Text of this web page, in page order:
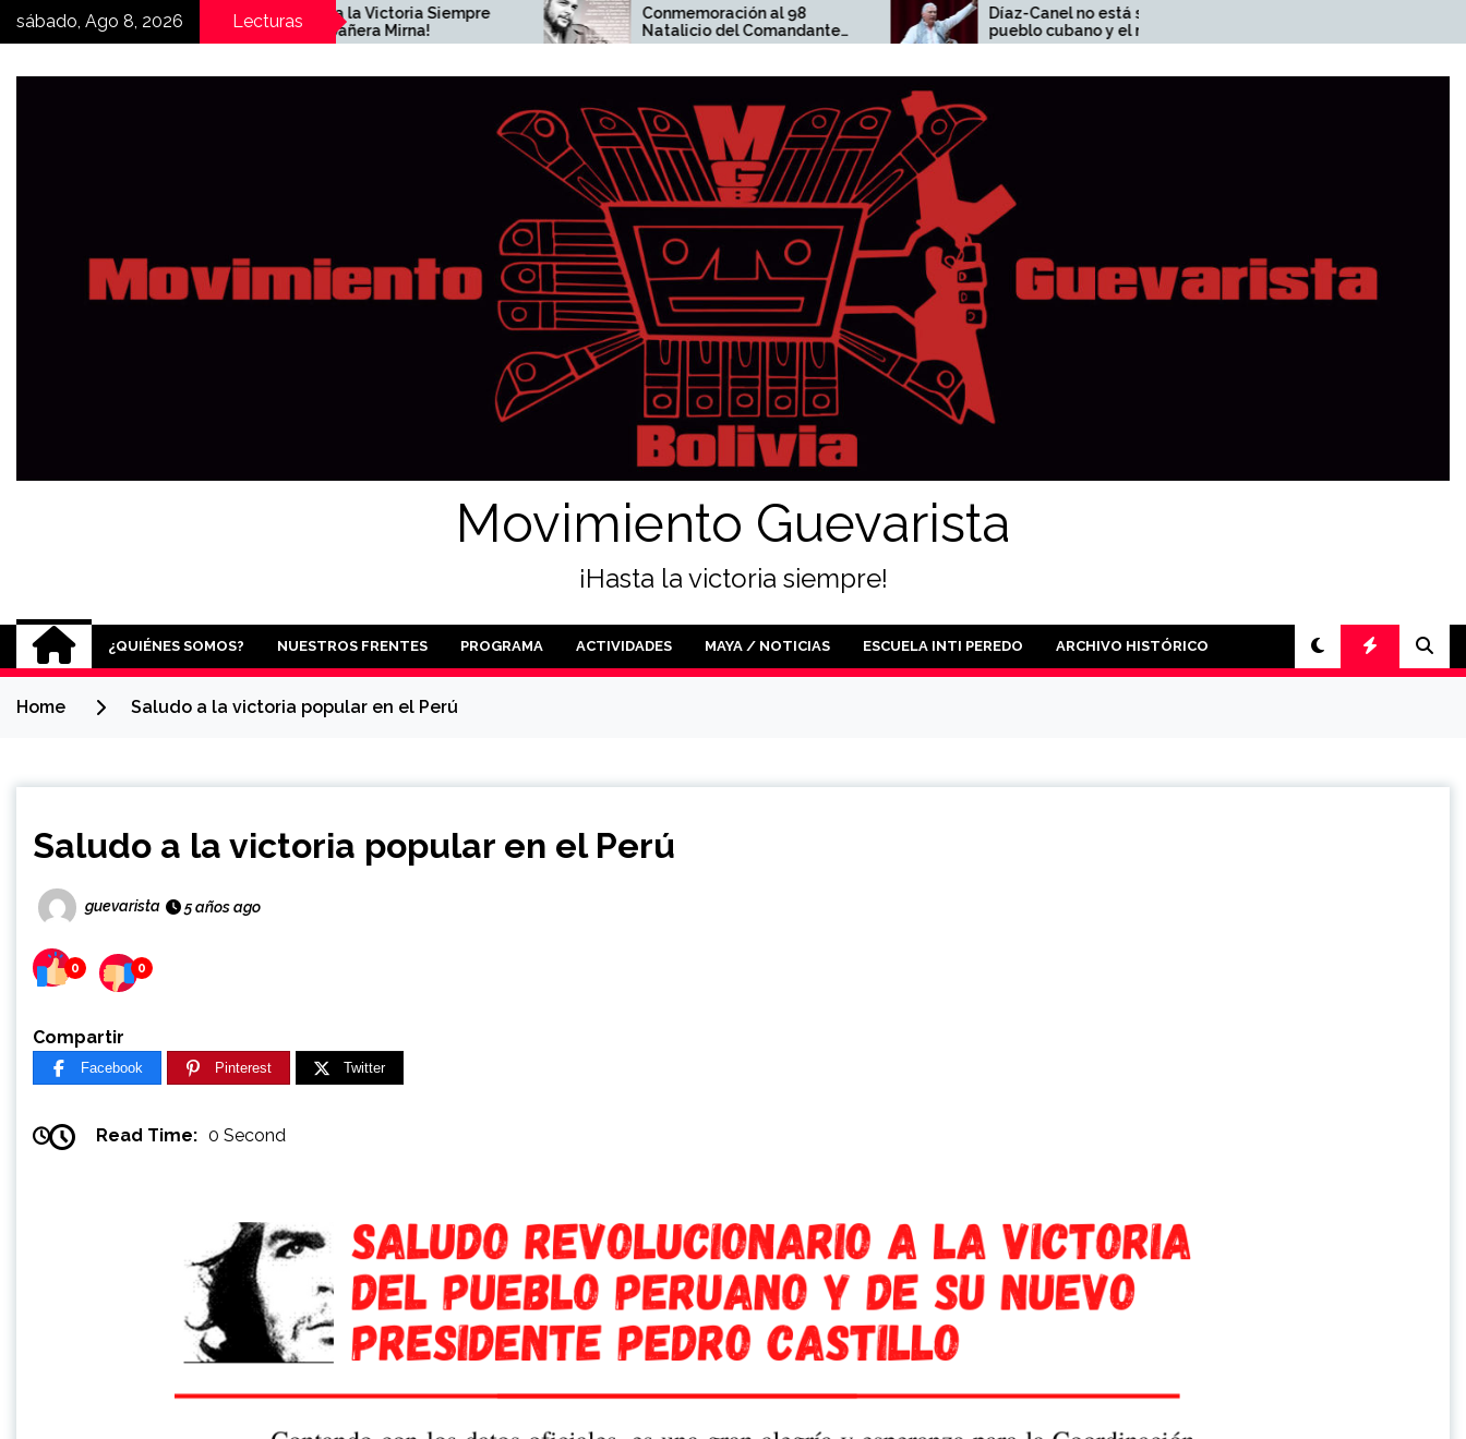
Skipsábado, Ago 8, 2026 Lecturas
¡Hasta la Victoria Siempre
compañera Mirna!
Conmemoración al 98
Natalicio del Comandante
Ernesto Che Guevara
Díaz-Canel no está solo: el
pueblo cubano y el mundo
responden
pueblo contra la dictadura y
Movimiento Guevarista
¡Hasta la victoria siempre!
¿QUIÉNES SOMOS? NUESTROS FRENTES PROGRAMA ACTIVIDADES MAYA / NOTICIAS ESCUELA INTI PEREDO ARCHIVO HISTÓRICO
Home Saludo a la victoria popular en el Perú
Saludo a la victoria popular en el Perú
guevarista 5 años ago
0 0
Compartir
Facebook Pinterest Twitter
Read Time: 0 Second